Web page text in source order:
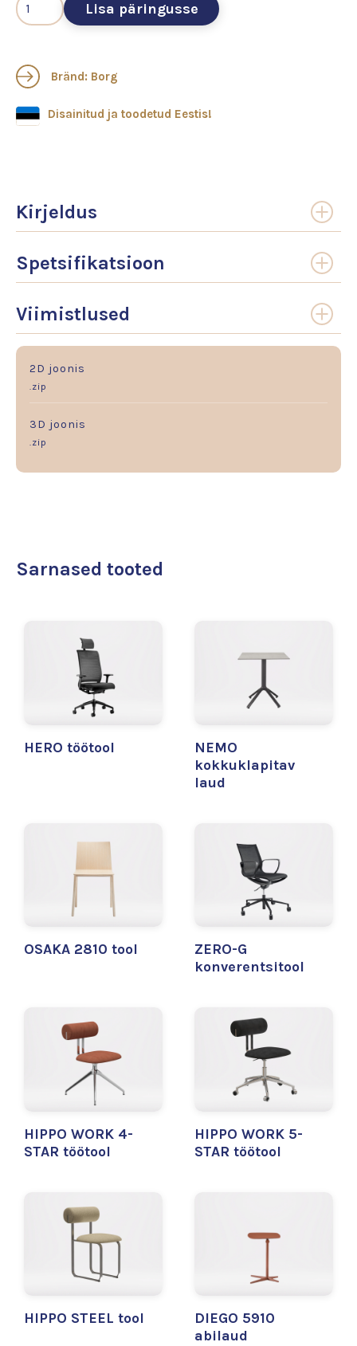
Lisa päringusse
Bränd: Borg
Disainitud ja toodetud Eestis!
Kirjeldus
Spetsifikatsioon
Viimistlused
2D joonis
.zip
3D joonis
.zip
Sarnased tooted
HERO töötool
NEMO
kokkuklapitav
laud
OSAKA 2810 tool
ZERO-G
konverentsitool
HIPPO WORK 4-
STAR töötool
HIPPO WORK 5-
STAR töötool
HIPPO STEEL tool
DIEGO 5910
abilaud